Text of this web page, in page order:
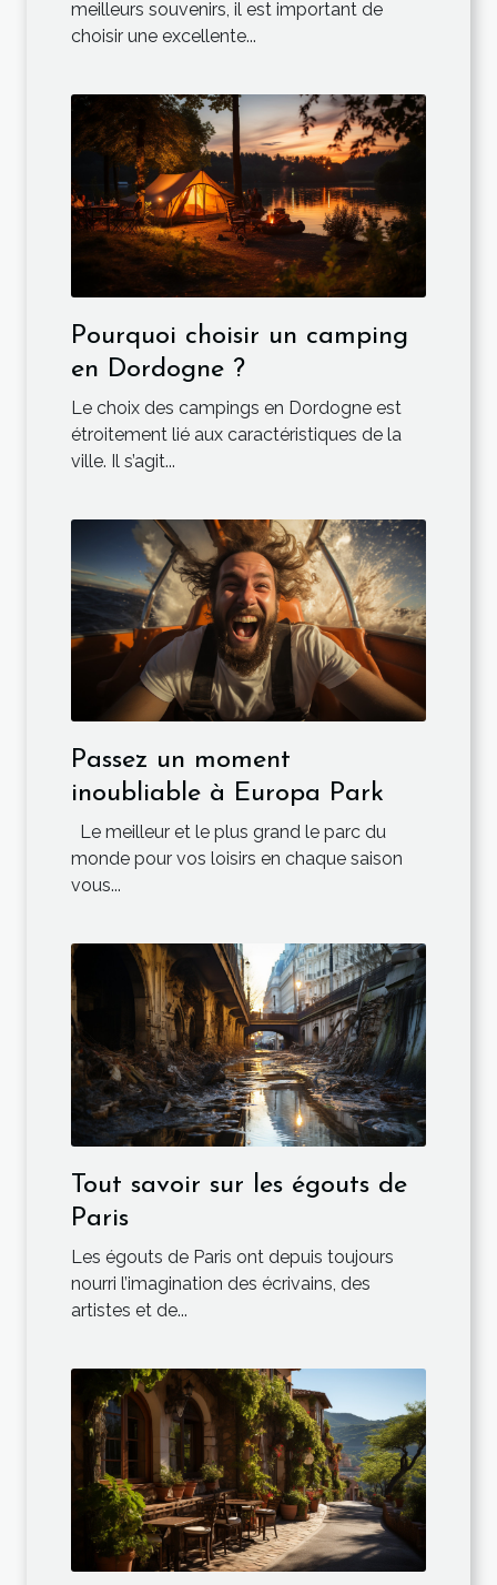
meilleurs souvenirs, il est important de
choisir une excellente...
Pourquoi choisir un camping
en Dordogne ?
Le choix des campings en Dordogne est
étroitement lié aux caractéristiques de la
ville. Il s’agit...
Passez un moment
inoubliable à Europa Park
Le meilleur et le plus grand le parc du
monde pour vos loisirs en chaque saison
vous...
Tout savoir sur les égouts de
Paris
Les égouts de Paris ont depuis toujours
nourri l’imagination des écrivains, des
artistes et de...